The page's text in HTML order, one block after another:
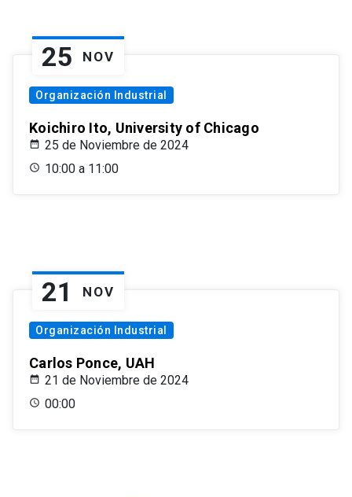
25 NOV
Organización Industrial
Koichiro Ito, University of Chicago
25 de Noviembre de 2024
10:00 a 11:00
21 NOV
Organización Industrial
Carlos Ponce, UAH
21 de Noviembre de 2024
00:00